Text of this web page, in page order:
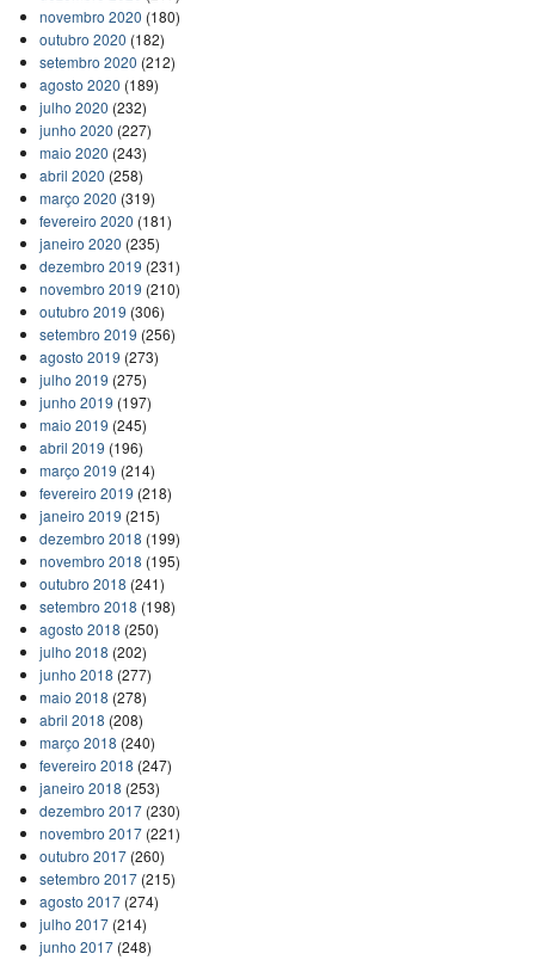
novembro 2020 (180)
outubro 2020 (182)
setembro 2020 (212)
agosto 2020 (189)
julho 2020 (232)
junho 2020 (227)
maio 2020 (243)
abril 2020 (258)
março 2020 (319)
fevereiro 2020 (181)
janeiro 2020 (235)
dezembro 2019 (231)
novembro 2019 (210)
outubro 2019 (306)
setembro 2019 (256)
agosto 2019 (273)
julho 2019 (275)
junho 2019 (197)
maio 2019 (245)
abril 2019 (196)
março 2019 (214)
fevereiro 2019 (218)
janeiro 2019 (215)
dezembro 2018 (199)
novembro 2018 (195)
outubro 2018 (241)
setembro 2018 (198)
agosto 2018 (250)
julho 2018 (202)
junho 2018 (277)
maio 2018 (278)
abril 2018 (208)
março 2018 (240)
fevereiro 2018 (247)
janeiro 2018 (253)
dezembro 2017(230)
novembro 2017(221)
outubro 2017(260)
setembro 2017(215)
agosto 2017(274)
julho 2017(214)
junho 2017(248)